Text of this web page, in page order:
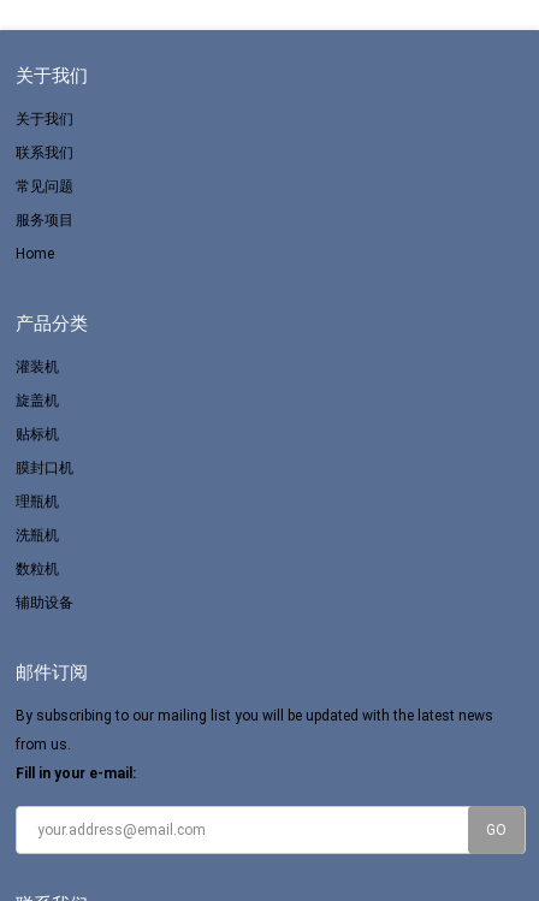
关于我们
关于我们
联系我们
常见问题
服务项目
Home
产品分类
灌装机
旋盖机
贴标机
膜封口机
理瓶机
洗瓶机
数粒机
辅助设备
邮件订阅
By subscribing to our mailing list you will be updated with the latest news
from us.
Fill in your e-mail: